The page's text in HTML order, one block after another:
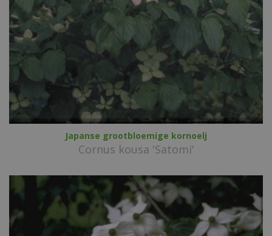
Japanse grootbloemige kornoelj
Cornus kousa 'Satomi'